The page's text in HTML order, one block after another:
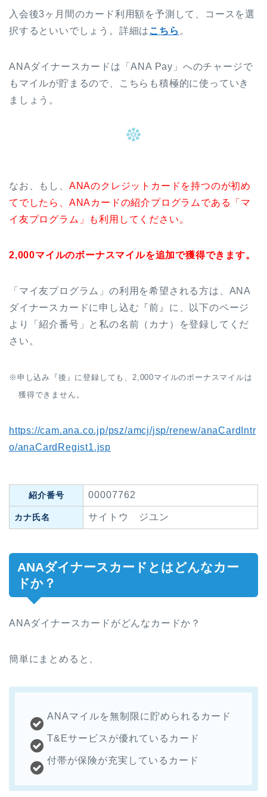
入会後3ヶ月間のカード利用額を予測して、コースを選
択するといいでしょう。詳細は こちら 。
ANAダイナースカードは「ANA Pay」へのチャージで
もマイルが貯まるので、こちらも積極的に使っていき
ましょう。
なお、もし、 ANAのクレジットカードを持つのが初め
てでしたら、ANAカードの紹介プログラムである「マ
イ友プログラム」も利用してください。
2,000マイルのボーナスマイルを追加で獲得できます。
「マイ友プログラム」の利用を希望される方は、ANA
ダイナースカードに申し込む『前』に、以下のページ
より「紹介番号」と私の名前（カナ）を登録してくだ
さい。
※申し込み『後』に登録しても、2,000マイルのボーナスマイルは
獲得できません。
https://cam.ana.co.jp/psz/amcj/jsp/renew/anaCardIntr
o/anaCardRegist1.jsp
紹介番号 00007762
カナ氏名 サイトウ ジユン
ANAダイナースカードとはどんなカー
ドか？
ANAダイナースカードがどんなカードか？
簡単にまとめると、
ANAマイルを無制限に貯められるカード
T&Eサービスが優れているカード
付帯が保険が充実しているカード